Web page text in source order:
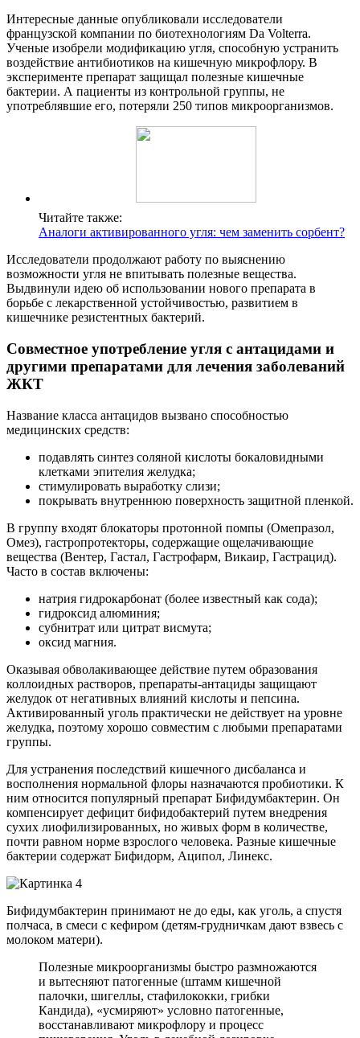
Интересные данные опубликовали исследователи
французской компании по биотехнологиям Da Volterra.
Ученые изобрели модификацию угля, способную устранить
воздействие антибиотиков на кишечную микрофлору. В
эксперименте препарат защищал полезные кишечные
бактерии. А пациенты из контрольной группы, не
употреблявшие его, потеряли 250 типов микроорганизмов.
Читайте также:
Аналоги активированного угля: чем заменить сорбент?
Исследователи продолжают работу по выяснению
возможности угля не впитывать полезные вещества.
Выдвинули идею об использовании нового препарата в
борьбе с лекарственной устойчивостью, развитием в
кишечнике резистентных бактерий.
Совместное употребление угля с антацидами и
другими препаратами для лечения заболеваний
ЖКТ
Название класса антацидов вызвано способностью
медицинских средств:
подавлять синтез соляной кислоты бокаловидными
клетками эпителия желудка;
стимулировать выработку слизи;
покрывать внутреннюю поверхность защитной пленкой.
В группу входят блокаторы протонной помпы (Омепразол,
Омез), гастропротекторы, содержащие ощелачивающие
вещества (Вентер, Гастал, Гастрофарм, Викаир, Гастрацид).
Часто в состав включены:
натрия гидрокарбонат (более известный как сода);
гидроксид алюминия;
субнитрат или цитрат висмута;
оксид магния.
Оказывая обволакивающее действие путем образования
коллоидных растворов, препараты-антациды защищают
желудок от негативных влияний кислоты и пепсина.
Активированный уголь практически не действует на уровне
желудка, поэтому хорошо совместим с любыми препаратами
группы.
Для устранения последствий кишечного дисбаланса и
восполнения нормальной флоры назначаются пробиотики. К
ним относится популярный препарат Бифидумбактерин. Он
компенсирует дефицит бифидобактерий путем внедрения
сухих лиофилизированных, но живых форм в количестве,
почти равном норме взрослого человека. Разные кишечные
бактерии содержат Бифидорм, Аципол, Линекс.
Бифидумбактерин принимают не до еды, как уголь, а спустя
полчаса, в смеси с кефиром (детям-грудничкам дают взвесь с
молоком матери).
Полезные микроорганизмы быстро размножаются
и вытесняют патогенные (штамм кишечной
палочки, шигеллы, стафилококки, грибки
Кандида), «усмиряют» условно патогенные,
восстанавливают микрофлору и процесс